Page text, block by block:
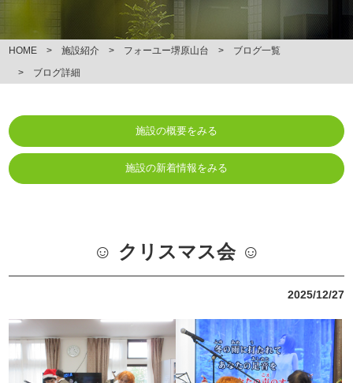
HOME 施設紹介 フォーユー堺原山台
ブログ一覧
ブログ詳細
施設の概要をみる
施設の新着情報をみる
☺ クリスマス会 ☺
2025/12/27